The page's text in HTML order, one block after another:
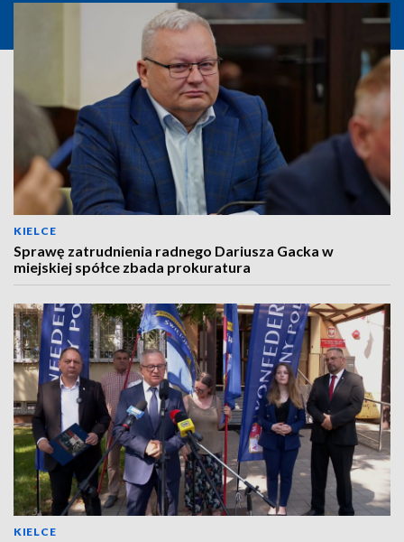
KIELCE
Sprawę zatrudnienia radnego Dariusza Gacka w
miejskiej spółce zbada prokuratura
KIELCE